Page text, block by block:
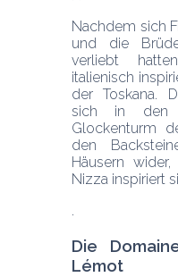
Nachdem sich
und die
verliebt
italienisch
der Toskana.
sich in den
Glockenturm
den
Häusern
Nizza inspiriert
Die
Lémot